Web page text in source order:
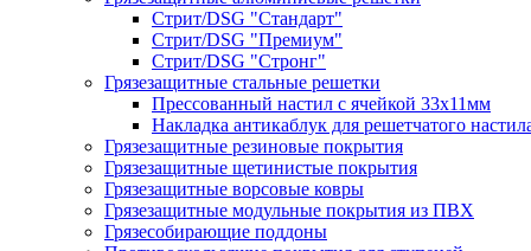
Стрит/DSG "Стандарт"
Стрит/DSG "Премиум"
Стрит/DSG "Стронг"
Грязезащитные стальные решетки
Прессованный настил с ячейкой 33х11мм
Накладка антикаблук для решетчатого
Грязезащитные резиновые покрытия
Грязезащитные щетинистые покрытия
Грязезащитные ворсовые ковры
Грязезащитные модульные покрытия из ПВХ
Грязесобирающие поддоны